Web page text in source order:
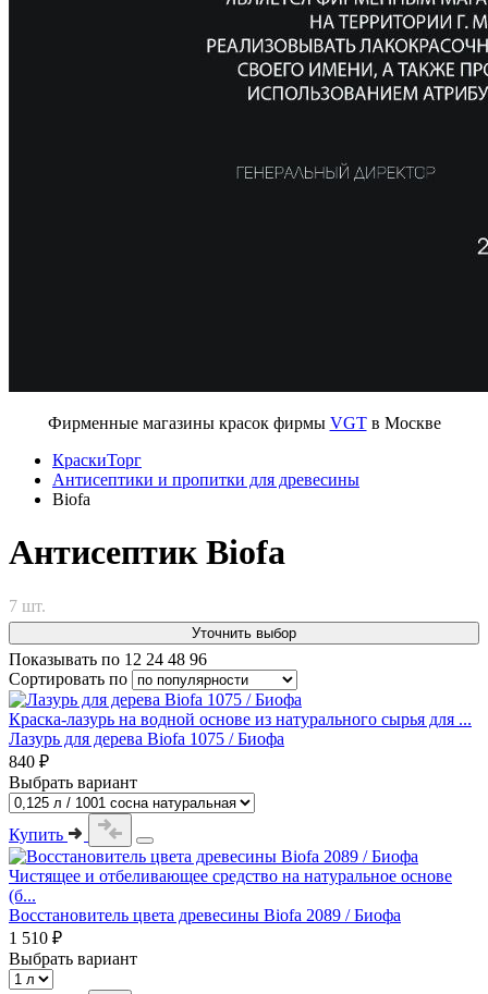
Фирменные магазины красок фирмы VGTв Москве
КраскиТорг
Антисептики и пропитки для древесины
Biofa
Антисептик Biofa
7 шт.
Уточнить выбор
Показывать по 12 24 48 96
Сортировать по
Краска-лазурь на водной основе из натурального сырья для ...
Лазурь для дерева Biofa 1075 / Биофа
840 ₽
Выбрать вариант
Купить
Чистящее и отбеливающее средство на натуральное основе
(б...
Восстановитель цвета древесины Biofa 2089 / Биофа
1 510 ₽
Выбрать вариант